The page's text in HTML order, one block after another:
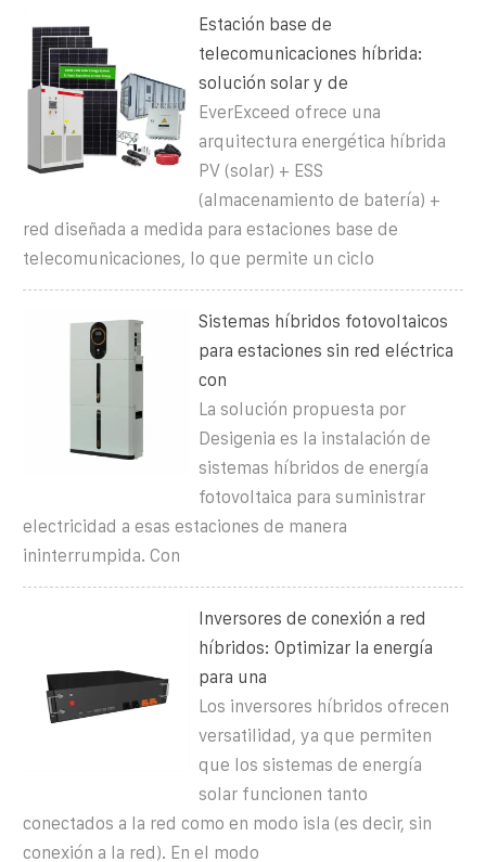
Estación base de
telecomunicaciones híbrida:
solución solar y de
EverExceed ofrece una
arquitectura energética híbrida
PV (solar) + ESS
(almacenamiento de batería) +
red diseñada a medida para estaciones base de
telecomunicaciones, lo que permite un ciclo
Sistemas híbridos fotovoltaicos
para estaciones sin red eléctrica
con
La solución propuesta por
Desigenia es la instalación de
sistemas híbridos de energía
fotovoltaica para suministrar
electricidad a esas estaciones de manera
ininterrumpida. Con
Inversores de conexión a red
híbridos: Optimizar la energía
para una
Los inversores híbridos ofrecen
versatilidad, ya que permiten
que los sistemas de energía
solar funcionen tanto
conectados a la red como en modo isla (es decir, sin
conexión a la red). En el modo